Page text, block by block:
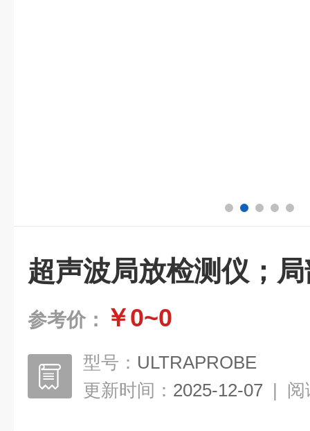
超声波局放检测仪；
参考价： ￥0~0
型号： ULTRAPROBE
更新时间： 2025-12-07 | 阅